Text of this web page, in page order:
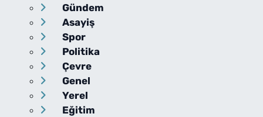
Gündem
Asayiş
Spor
Politika
Çevre
Genel
Yerel
Eğitim